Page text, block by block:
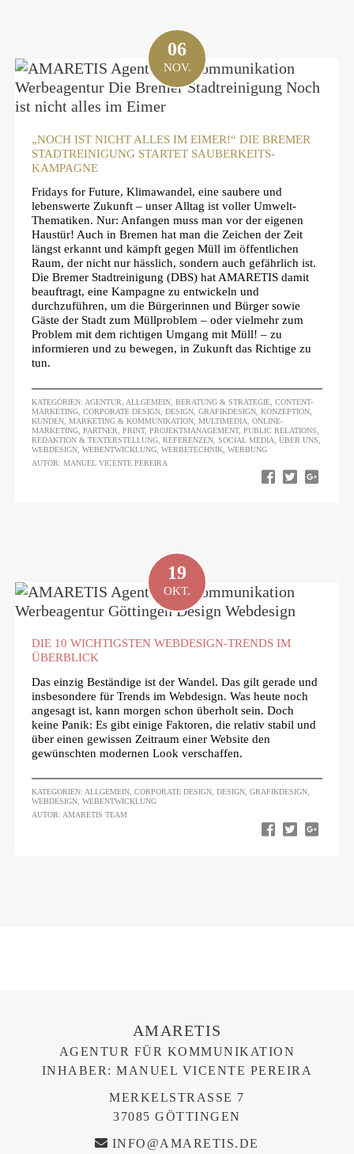
06
NOV.
„NOCH IST NICHT ALLES IM EIMER!“ DIE BREMER
STADTREINIGUNG STARTET SAUBERKEITS-
KAMPAGNE
Fridays for Future, Klimawandel, eine saubere und
lebenswerte Zukunft – unser Alltag ist voller Umwelt-
Thematiken. Nur: Anfangen muss man vor der eigenen
Haustür! Auch in Bremen hat man die Zeichen der Zeit
längst erkannt und kämpft gegen Müll im öffentlichen
Raum, der nicht nur hässlich, sondern auch gefährlich ist.
Die Bremer Stadtreinigung (DBS) hat AMARETIS damit
beauftragt, eine Kampagne zu entwickeln und
durchzuführen, um die Bürgerinnen und Bürger sowie
Gäste der Stadt zum Müllproblem – oder vielmehr zum
Problem mit dem richtigen Umgang mit Müll! – zu
informieren und zu bewegen, in Zukunft das Richtige zu
tun.
KATEGORIEN: AGENTUR ALLGEMEIN, BERATUNG & STRATEGIE, CONTENT-
MARKETING, CORPORATE DESIGN, DESIGN, GRAFIKDESIGN, KONZEPTION,
KUNDEN, MARKETING & KOMMUNIKATION, MULTIMEDIA
ONLINE-
MARKETING, PARTNER PRINT, PROJEKTMANAGEMENT, PUBLIC RELATIONS
REDAKTION & TEXTERSTELLUNG, REFERENZEN, SOCIAL MEDIA ÜBER UNS
WEBDESIGN, WEBENTWICKLUNG, WERBETECHNIK, WERBUNG
AUTOR: MANUEL VICENTE PEREIRA
19
OKT.
DIE 10 WICHTIGSTEN WEBDESIGN-TRENDS IM
ÜBERBLICK
Das einzig Beständige ist der Wandel. Das gilt gerade und
insbesondere für Trends im Webdesign. Was heute noch
angesagt ist, kann morgen schon überholt sein. Doch
keine Panik: Es gibt einige Faktoren, die relativ stabil und
über einen gewissen Zeitraum einer Website den
gewünschten modernen Look verschaffen.
KATEGORIEN: ALLGEMEIN, CORPORATE DESIGN, DESIGN, GRAFIKDESIGN,
WEBDESIGN, WEBENTWICKLUNG
AUTOR: AMARETIS TEAM
AMARETIS
AGENTUR FÜR KOMMUNIKATION
INHABER: MANUEL VICENTE PEREIRA
MERKELSTRASSE 7
37085 GÖTTINGEN
INFO@AMARETIS.DE